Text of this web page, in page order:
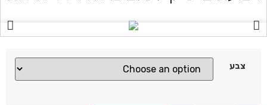
צבע